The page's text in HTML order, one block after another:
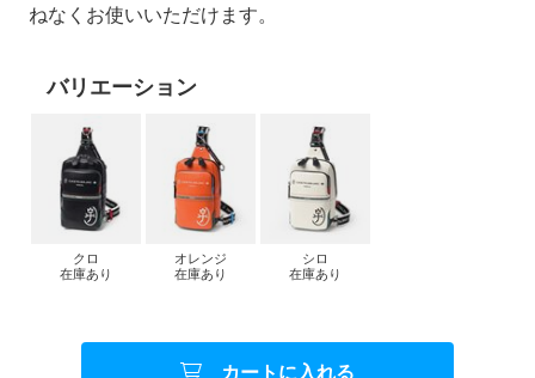
ねなくお使いいただけます。
バリエーション
クロ
在庫あり
オレンジ
在庫あり
シロ
在庫あり
カートに入れる